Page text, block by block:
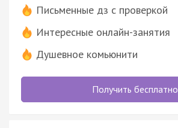
Письменные дз с проверкой
Интересные онлайн-занятия
Душевное комьюнити
Получить бесплатно